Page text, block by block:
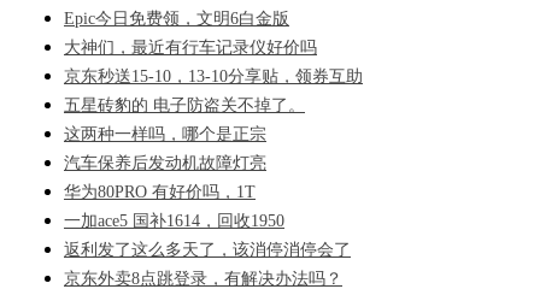
Epic今日免费领，文明6白金版
大神们，最近有行车记录仪好价吗
京东秒送15-10，13-10分享贴，领券互助
五星砖豹的 电子防盗关不掉了。
这两种一样吗，哪个是正宗
汽车保养后发动机故障灯亮
华为80PRO 有好价吗，1T
一加ace5 国补1614，回收1950
返利发了这么多天了，该消停消停会了
京东外卖8点跳登录，有解决办法吗？